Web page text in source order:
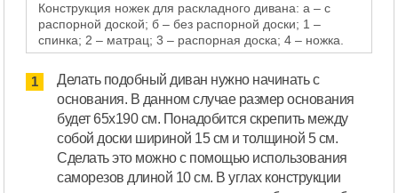
Конструкция ножек для раскладного дивана: а – с
распорной доской; б – без распорной доски; 1 –
спинка; 2 – матрац; 3 – распорная доска; 4 – ножка.
Делать подобный диван нужно начинать с
основания. В данном случае размер основания
будет 65х190 см. Понадобится скрепить между
собой доски шириной 15 см и толщиной 5 см.
Сделать это можно с помощью использования
саморезов длиной 10 см. В углах конструкции